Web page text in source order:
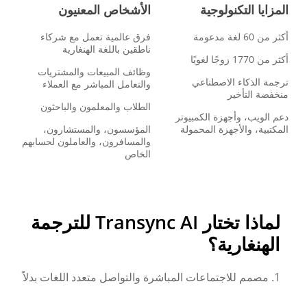
الأشخاص المعنيون
فرق عالمية تعمل مع شركاء
ناطقين باللغة الهنغارية
وظائف المبيعات والمشتريات
والتعامل المباشر مع العملاء
الطلاب والمعلمون والباحثون
المؤسسون، والمستشارون،
والمسافرون، والعاملون لحسابهم
الخاص
المزايا التكنولوجية
أكثر من 60 لغة مدعومة
أكثر من 1770 زوجًا لغويًا
ترجمة الذكاء الاصطناعي
منخفضة التأخير
دعم الويب، وأجهزة الكمبيوتر
المكتبية، والأجهزة المحمولة
لماذا تختار Transync AI للترجمة
الهنغارية؟
1. مصمم للاجتماعات المباشرة والتواصل متعدد اللغات بدلاً